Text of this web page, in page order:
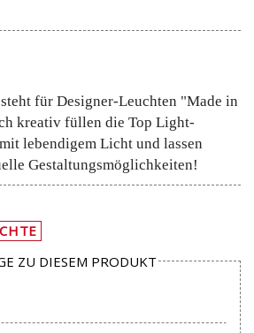
für Designer-Leuchten "Made in
kreativ füllen die Top Light-
lebendigem Licht und lassen
Gestaltungsmöglichkeiten!
ZU DIESEM PRODUKT
*